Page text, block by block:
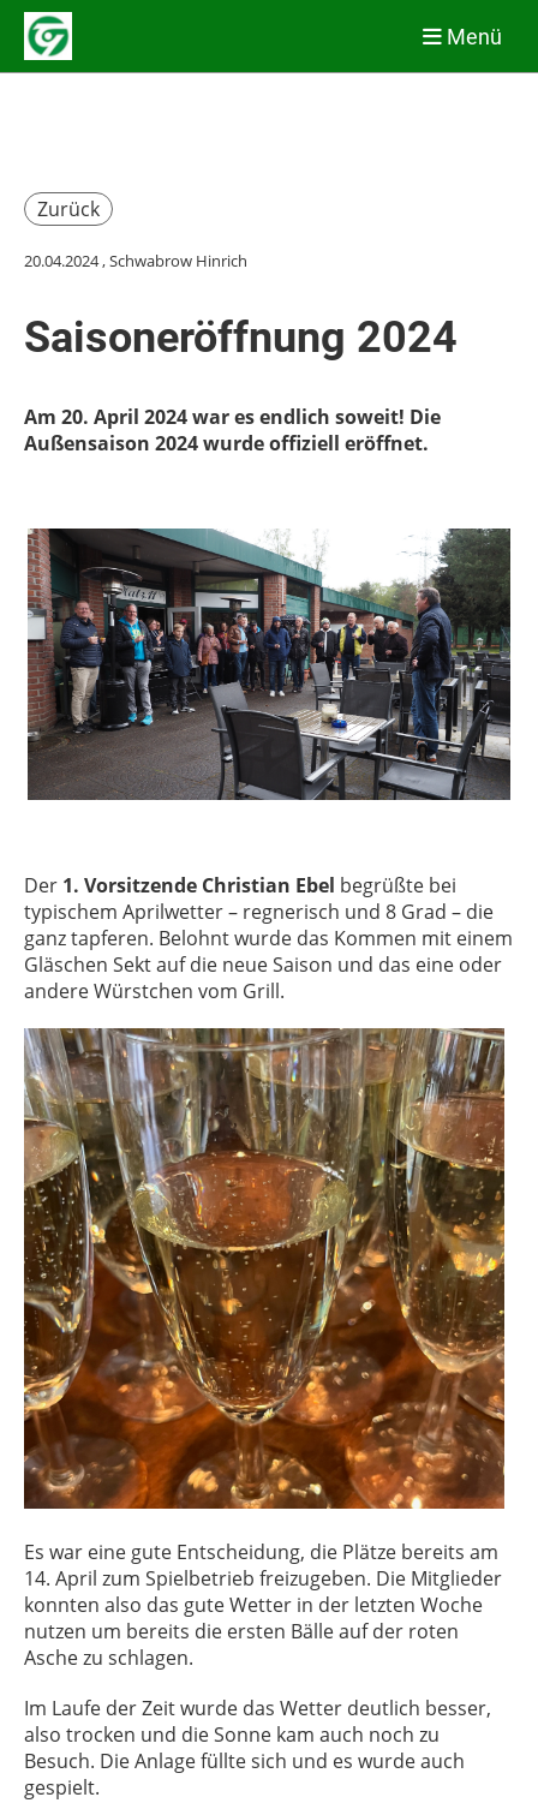
Menü
Zurück
20.04.2024, Schwabrow Hinrich
Saisoneröffnung 2024
Am 20. April 2024 war es endlich soweit! Die
Außensaison 2024 wurde offiziell eröffnet.
Der 1. Vorsitzende Christian Ebel begrüßte bei
typischem Aprilwetter – regnerisch und 8 Grad – die
ganz tapferen. Belohnt wurde das Kommen mit einem
Gläschen Sekt auf die neue Saison und das eine oder
andere Würstchen vom Grill.
Es war eine gute Entscheidung, die Plätze bereits am
14. April zum Spielbetrieb freizugeben. Die Mitglieder
konnten also das gute Wetter in der letzten Woche
nutzen um bereits die ersten Bälle auf der roten
Asche zu schlagen.
Im Laufe der Zeit wurde das Wetter deutlich besser,
also trocken und die Sonne kam auch noch zu
Besuch. Die Anlage füllte sich und es wurde auch
gespielt.